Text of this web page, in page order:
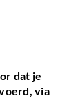
dat je
via